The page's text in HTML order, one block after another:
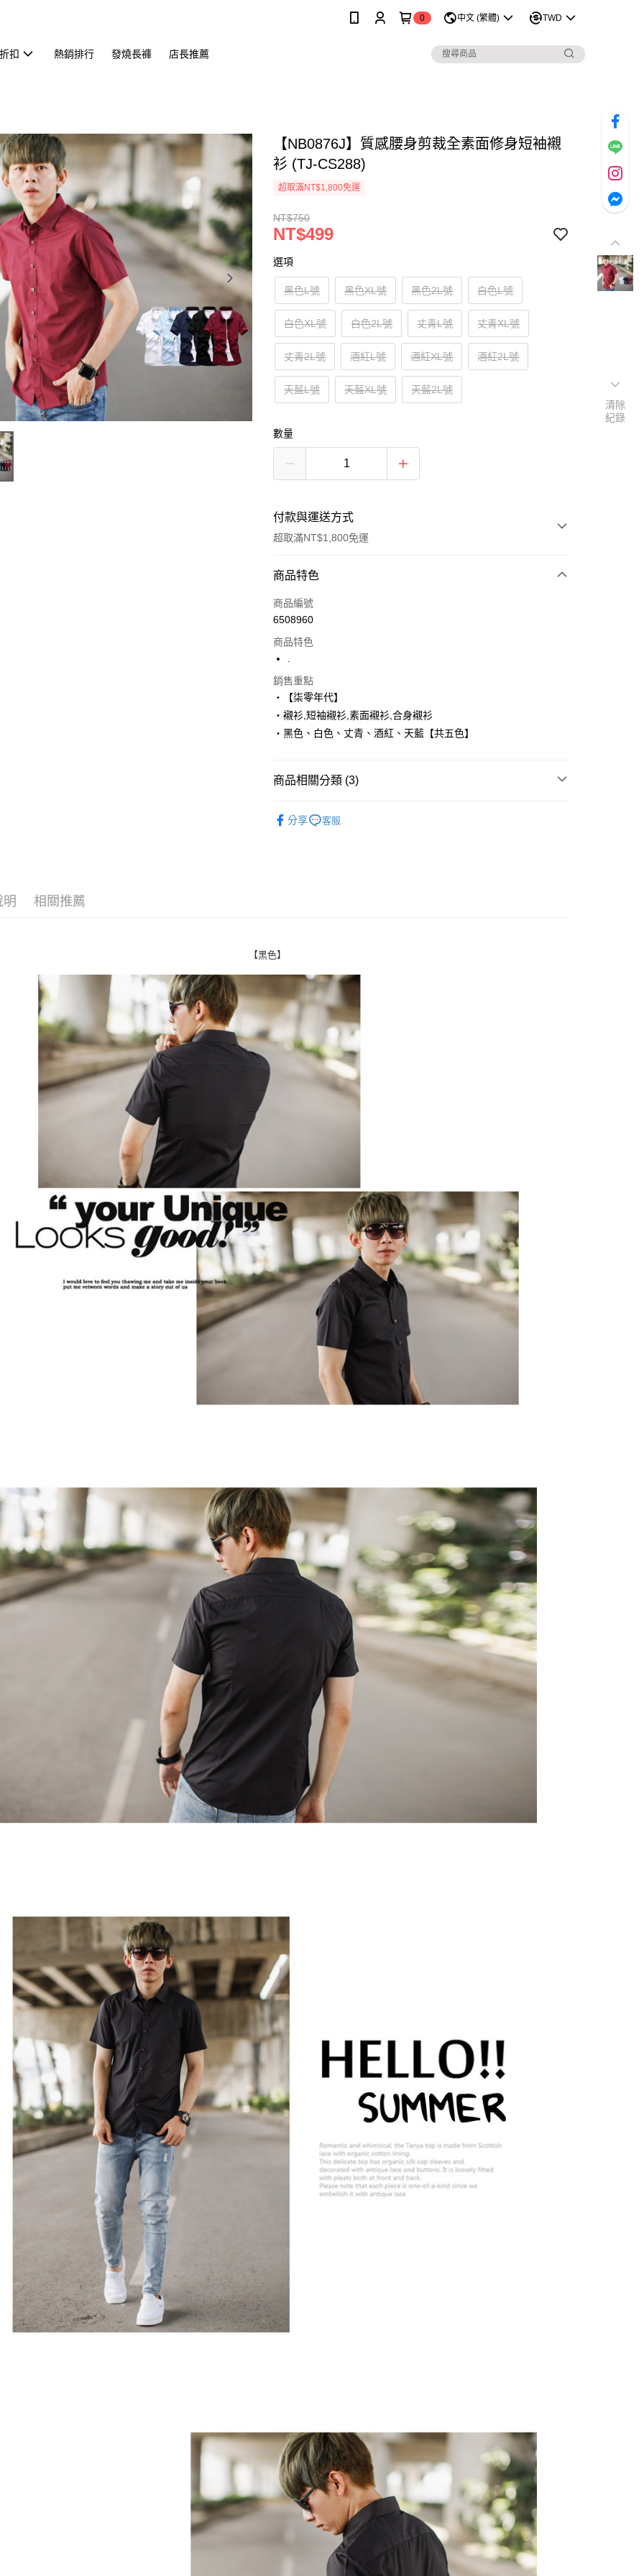
0 中文 (繁體) TWD
扣 熱銷排行 發燒長褲 店長推薦
【NB0876J】質感腰身剪裁全素面修身短袖襯
衫 (TJ-CS288)
超取滿NT$1,800免運
NT$750
NT$499
選項
黑色L號 黑色XL號 黑色2L號 白色L號
白色XL號 白色2L號 丈青L號 丈青XL號
丈青2L號 酒紅L號 酒紅XL號 酒紅2L號
天藍L號 天藍XL號 天藍2L號
數量
付款與運送方式
超取滿NT$1,800免運
付款方式
信用卡一次付款
Apple Pay
悠遊付
AFTEE先享後付
【關於「AFTEE先享後付」】
３．收到繳費通知簡訊後14天內，點擊此簡訊中的連結，可透過四大超商
／ATM／網路銀行／等多元方式進行付款，方視為交易完成。
※ 請注意：結帳手續完成當下不需立刻繳費，但若您需要取消訂單，請聯
絡購買商品的店家。未經商家同意取消之訂單仍視為有效，需透過AFTEE
先享後付繳納相關費用。
※ 交易是否成功請以「AFTEE先享後付 」之結帳頁面顯示為準，若有關於
是否繳費成功／繳費後需取消欲退款等相關疑問，請聯繫「AFTEE先享後
付客戶支援中心」https://netprotections.freshdesk.com/support/home
【注意事項】
１．透過由恩沛科技股份有限公司提供之「AFTEE先享後付」服務完成之
４．使用「AFTEE先享後付」時，將依據個別帳號之用戶狀況，依本公司
即時審查核予不同之上限額度；若仍有額度不足之情形，本公司將視審查
結果請求用戶進行身份認證。
５．嚴禁一人註冊多個帳號或使用他人資訊註冊。若發現惡意使用之情
形，恩沛科技股份有限公司將有權停止該用戶之使用額度並採取法律行
動。
ATM付款
先付款後全家取貨
7-11付款取貨
每筆NT$80，滿NT$1,800(含以上)免運費
先付款後7-11取貨
每筆NT$80，滿NT$1,800(含以上)免運費
商品特色
商品編號
6508960
商品特色
銷售重點
‧【柒零年代】
‧襯衫,短袖襯衫,素面襯衫,合身襯衫
‧黑色、白色、丈青、酒紅、天藍【共五色】
商品相關分類 (3)
分享 客服
明 相關推薦
【黑色】
清除
紀錄